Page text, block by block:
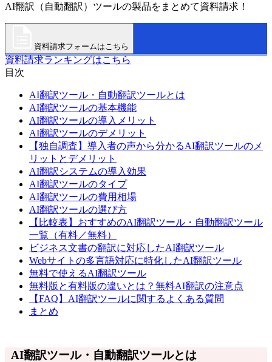
AI翻訳（自動翻訳）ツールの製品をまとめて資料請求！
資料請求フォームはこちら
資料請求ランキングはこちら
目次
AI翻訳ツール・自動翻訳ツールとは
AI翻訳ツールの基本機能
AI翻訳ツールの導入メリット
AI翻訳ツールのデメリット
【独自調査】導入者の声から分かるAI翻訳ツールのメ
リットとデメリット
AI翻訳システムの導入効果
AI翻訳ツールのタイプ
AI翻訳ツールの費用相場
AI翻訳ツールの選び方
【比較表】おすすめのAI翻訳ツール・自動翻訳ツール
一覧（有料／無料）
ビジネス文書の翻訳に対応したAI翻訳ツール
Webサイトの多言語対応に特化したAI翻訳ツール
無料で使えるAI翻訳ツール
無料版と有料版の違いとは？無料AI翻訳の注意点
【FAQ】AI翻訳ツールに関するよくある質問
まとめ
AI翻訳ツール・自動翻訳ツールとは